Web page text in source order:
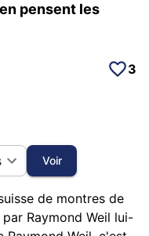
pensent les
3
Voir
de montres de
par Raymond Weil lui-